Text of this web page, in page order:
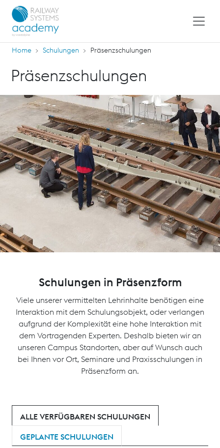
Home Schulungen Präsenzschulungen
Präsenzschulungen
Schulungen in Präsenzform
Viele unserer vermittelten Lehrinhalte benötigen eine
Interaktion mit dem Schulungsobjekt, oder verlangen
aufgrund der Komplexität eine hohe Interaktion mit
dem Vortragenden Experten. Deshalb bieten wir an
unseren Campus Standorten, aber auf Wunsch auch
bei Ihnen vor Ort, Seminare und Praxisschulungen in
Präsenzform an.
ALLE VERFÜGBAREN SCHULUNGEN
GEPLANTE SCHULUNGEN